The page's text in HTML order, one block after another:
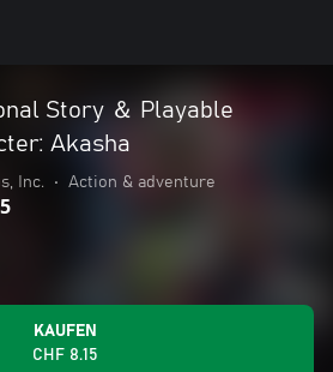
Story ＆ Playable
Akasha
Inc. • Action & adventure
KAUFEN
CHF 8.15